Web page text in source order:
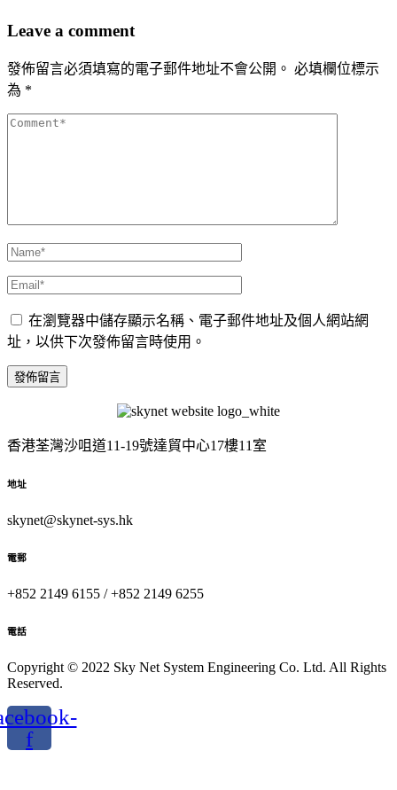
Leave a comment
發佈留言必須填寫的電子郵件地址不會公開。 必填欄位標示
為 *
在瀏覽器中儲存顯示名稱、電子郵件地址及個人網站網
址，以供下次發佈留言時使用。
香港荃灣沙咀道11-19號達貿中心17樓11室
地址
skynet@skynet-sys.hk
電郵
+852 2149 6155 / +852 2149 6255
電話
Copyright © 2022 Sky Net System Engineering Co. Ltd. All Rights
Reserved.
f